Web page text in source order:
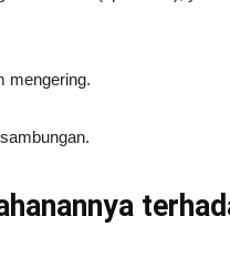
mengering.